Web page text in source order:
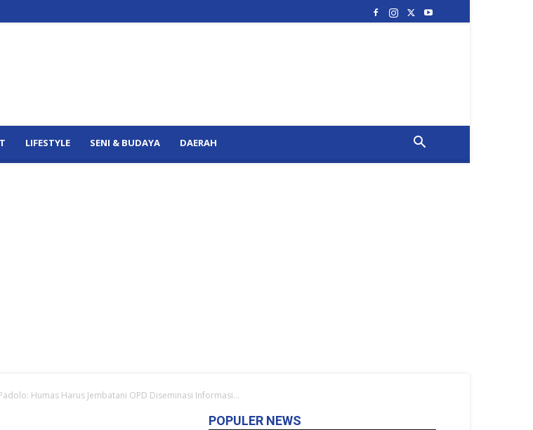
LIFESTYLE SENI & BUDAYA DAERAH
Humas Harus Jembatani OPD Diseminasi Informasi...
POPULER NEWS